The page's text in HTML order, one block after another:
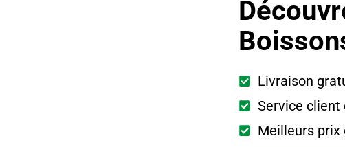
Livraison
Service client
Meilleurs prix